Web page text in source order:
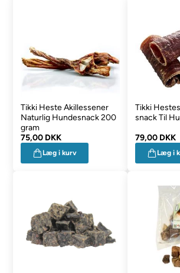
Tikki Heste Akillessener
Naturlig Hundesnack 200
gram
75,00 DKK
Læg i kurv
Tikki
snack Til
79,00 DKK
Læg i